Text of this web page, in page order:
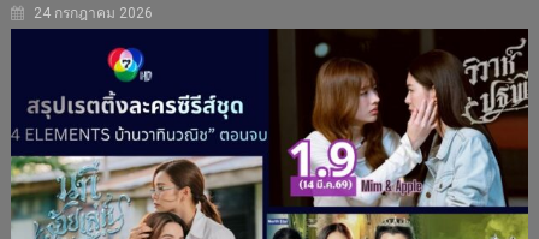
24 กรกฎาคม 2026